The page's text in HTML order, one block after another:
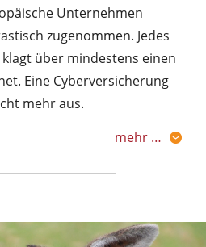
Unternehmen
zugenommen. Jedes
über mindestens einen
Eine Cyberversicherung
mehr aus.
mehr …